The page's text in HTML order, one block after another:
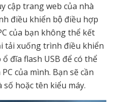
cập trang web của nhà
điều khiển bộ điều hợp
của bạn không thể kết
tải xuống trình điều khiển
đĩa flash USB để có thể
của mình. Bạn sẽ cần
số hoặc tên kiểu máy.